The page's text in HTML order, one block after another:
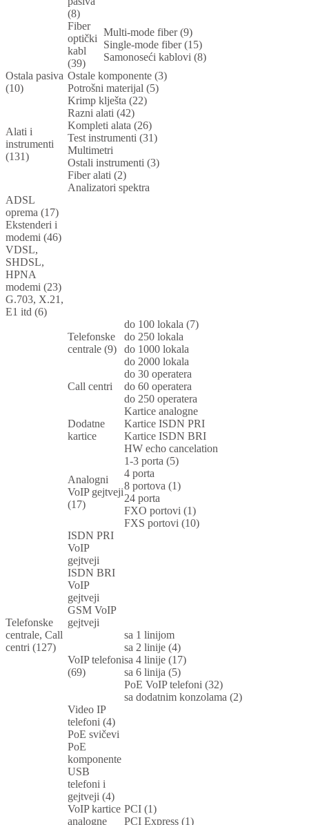
(8)
Fiber
optički
kabl
(39)
Multi-mode fiber (9)
Single-mode fiber (15)
Samonoseći kablovi (8)
Ostala pasiva
(10)
Ostale komponente (3)
Potrošni materijal (5)
Alati i
instrumenti
(131)
Krimp klješta (22)
Razni alati (42)
Kompleti alata (26)
Test instrumenti (31)
Multimetri
Ostali instrumenti (3)
Fiber alati (2)
Analizatori spektra
ADSL
oprema (17)
Ekstenderi i
modemi (46)
VDSL,
SHDSL,
HPNA
modemi (23)
G.703, X.21,
E1 itd (6)
Telefonske
centrale, Call
centri (127)
Telefonske
centrale (9)
do 100 lokala (7)
do 250 lokala
do 1000 lokala
do 2000 lokala
Call centri
do 30 operatera
do 60 operatera
do 250 operatera
Dodatne
kartice
Kartice analogne
Kartice ISDN PRI
Kartice ISDN BRI
HW echo cancelation
Analogni
VoIP gejtveji
(17)
1-3 porta (5)
4 porta
8 portova (1)
24 porta
FXO portovi (1)
FXS portovi (10)
ISDN PRI
VoIP
gejtveji
ISDN BRI
VoIP
gejtveji
GSM VoIP
gejtveji
VoIP telefoni
(69)
sa 1 linijom
sa 2 linije (4)
sa 4 linije (17)
sa 6 linija (5)
PoE VoIP telefoni (32)
sa dodatnim konzolama (2)
Video IP
telefoni (4)
PoE svičevi
PoE
komponente
USB
telefoni i
gejtveji (4)
VoIP kartice
analogne
PCI (1)
PCI Express (1)